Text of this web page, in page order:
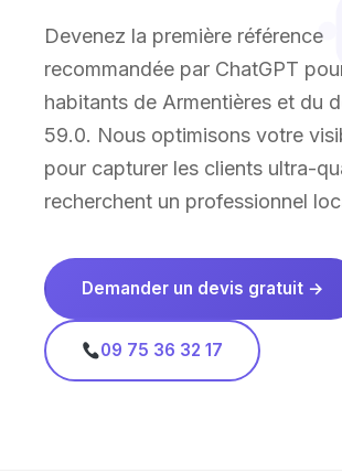
Devenez la première référence
recommandée par ChatGPT
habitants de Armentières et du
59.0. Nous optimisons votre
pour capturer les clients ultra-
recherchent un professionnel
Demander un devis gratuit →
09 75 36 32 17